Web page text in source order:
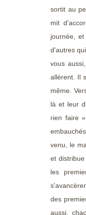
sortit au
mit
journée,
d'autres
vous
allèrent. Il
même.
là et leur
rien faire
venu, le
et
les
des
aussi,